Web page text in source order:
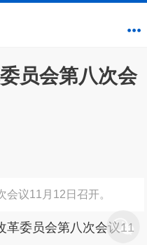
员会第八次会
议11月12日召开。
革委员会第八次会议11